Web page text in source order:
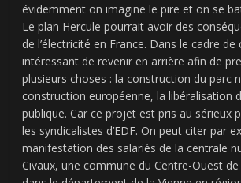
évidemment on imagine le pire et on se
Le plan Hercule pourrait avoir des
de l’électricité en France. Dans le cadre
intéressant de revenir en arrière afin de
plusieurs choses : la construction du parc
construction européenne, la libéralisation
publique. Car ce projet est pris au sérieux
les syndicalistes d’EDF. On peut citer par
manifestation des salariés de la centrale
Civaux, une commune du Centre-Ouest